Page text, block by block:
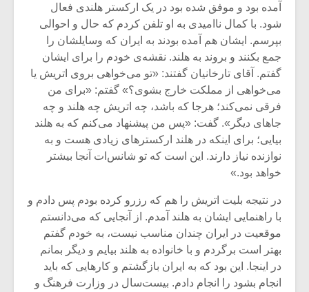
آمده بود و موفق شده بود در یک ارکستر هلندی فعال
شود. با کمال ناامیدی به او تلفن کردم که حال و احوالی
بپرسم. ایشان هم آمده بودند به ایران که وسایلشان را
جمع بکنند و بروند به هلند. نقشه‌ی خودم را برای ایشان
گفتم. آقای تارخانیان گفتند: «تو می‌خواهی بروی اتریش یا
می‌خواهی از مملکت خارج بشوی؟» گفتم: «برای من
فرقی نمی‌کند؛ هرجا که باشد، چه اتریش چه هلند و چه
جاهای دیگر». گفت: «پس من پیشنهاد می‌کنم که به هلند
بیایی؛ برای اینکه در هلند ارکسترهای زیادی هست و به
نوازنده نیاز دارند. این است که تو شانس‌ات آنجا بیشتر
خواهد بود.»
در نتیجه بلیت اتریش را هم که رزرو کرده بودم پس دادم و
با راهنمایی ایشان به هلند آمدم. از آنجایی که می‌دانستم
موقعیت در ایران چندان مناسب نیست، به خودم گفتم
بهتر است برگردم و با خانواده به هلند بیایم و دیگر بمانم
در اینجا. این بود که به ایران بازگشتم و کارهایی که باید
انجام بشود را انجام دادم. بیست‌سال در وزارت فرهنگ و